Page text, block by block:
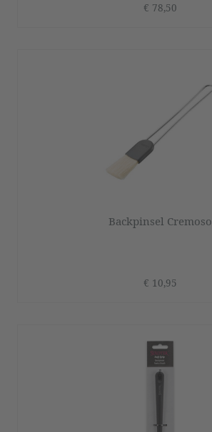
€ 78,50
Backpinsel Cremoso
€ 10,95